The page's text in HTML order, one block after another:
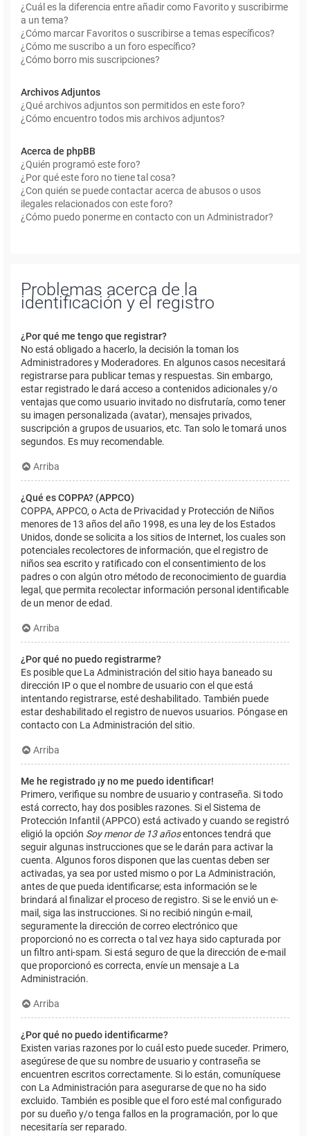
¿Cuál es la diferencia entre añadir como Favorito y suscribirme
a un tema?
¿Cómo marcar Favoritos o suscribirse a temas específicos?
¿Cómo me suscribo a un foro específico?
¿Cómo borro mis suscripciones?
Archivos Adjuntos
¿Qué archivos adjuntos son permitidos en este foro?
¿Cómo encuentro todos mis archivos adjuntos?
Acerca de phpBB
¿Quién programó este foro?
¿Por qué este foro no tiene tal cosa?
¿Con quién se puede contactar acerca de abusos o usos
ilegales relacionados con este foro?
¿Cómo puedo ponerme en contacto con un Administrador?
Problemas acerca de la
identificación y el registro
¿Por qué me tengo que registrar?
No está obligado a hacerlo, la decisión la toman los
Administradores y Moderadores. En algunos casos necesitará
registrarse para publicar temas y respuestas. Sin embargo,
estar registrado le dará acceso a contenidos adicionales y/o
ventajas que como usuario invitado no disfrutaría, como tener
su imagen personalizada (avatar), mensajes privados,
suscripción a grupos de usuarios, etc. Tan solo le tomará unos
segundos. Es muy recomendable.
Arriba
¿Qué es COPPA? (APPCO)
COPPA, APPCO, o Acta de Privacidad y Protección de Niños
menores de 13 años del año 1998, es una ley de los Estados
Unidos, donde se solicita a los sitios de Internet, los cuales son
potenciales recolectores de información, que el registro de
niños sea escrito y ratificado con el consentimiento de los
padres o con algún otro método de reconocimiento de guardia
legal, que permita recolectar información personal identificable
de un menor de edad.
Arriba
¿Por qué no puedo registrarme?
Es posible que La Administración del sitio haya baneado su
dirección IP o que el nombre de usuario con el que está
intentando registrarse, esté deshabilitado. También puede
estar deshabilitado el registro de nuevos usuarios. Póngase en
contacto con La Administración del sitio.
Arriba
Me he registrado ¡y no me puedo identificar!
Primero, verifique su nombre de usuario y contraseña. Si todo
está correcto, hay dos posibles razones. Si el Sistema de
Protección Infantil (APPCO) está activado y cuando se registró
eligió la opción Soy menor de 13 añosentonces tendrá que
seguir algunas instrucciones que se le darán para activar la
cuenta. Algunos foros disponen que las cuentas deben ser
activadas, ya sea por usted mismo o por La Administración,
antes de que pueda identificarse; esta información se le
brindará al finalizar el proceso de registro. Si se le envió un e-
mail, siga las instrucciones. Si no recibió ningún e-mail,
seguramente la dirección de correo electrónico que
proporcionó no es correcta o tal vez haya sido capturada por
un filtro anti-spam. Si está seguro de que la dirección de e-mail
que proporcionó es correcta, envíe un mensaje a La
Administración.
Arriba
¿Por qué no puedo identificarme?
Existen varias razones por lo cuál esto puede suceder. Primero,
asegúrese de que su nombre de usuario y contraseña se
encuentren escritos correctamente. Si lo están, comuníquese
con La Administración para asegurarse de que no ha sido
excluido. También es posible que el foro esté mal configurado
por su dueño y/o tenga fallos en la programación, por lo que
necesitaría ser reparado.